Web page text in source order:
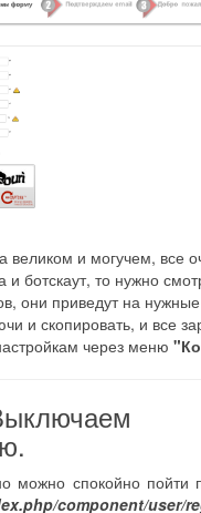
великом и могучем, все
и ботскаут, то нужно
они приведут на
и скопировать, и все
через меню
можно спокойно пойти
component/user/